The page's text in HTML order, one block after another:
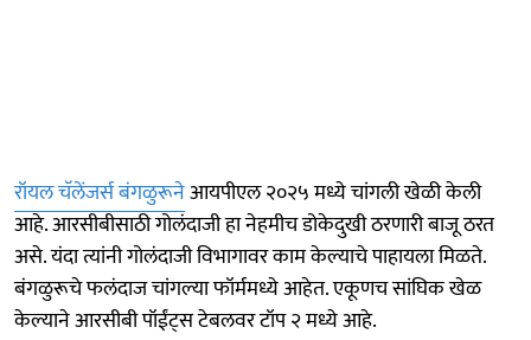
रॉयल चॅलेंजर्स बंगळुरूनेआयपीएल २०२५ मध्ये चांगली खेळी केली
आहे. आरसीबीसाठी गोलंदाजी हा नेहमीच डोकेदुखी ठरणारी बाजू ठरत
असे. यंदा त्यांनी गोलंदाजी विभागावर काम केल्याचे पाहायला मिळते.
बंगळुरूचे फलंदाज चांगल्या फॉर्ममध्ये आहेत. एकूणच सांघिक खेळ
केल्याने आरसीबी पॉईंट्स टेबलवर टॉप २ मध्ये आहे.